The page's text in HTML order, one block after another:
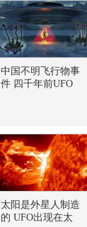
中国不明飞行物事
件 四千年前UFO
太阳是外星人制造
的 UFO出现在太